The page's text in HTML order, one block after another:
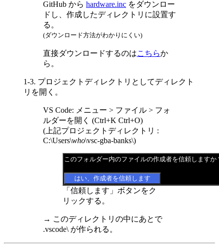
GitHub から hardware.inc をダウンロー
ドし、作成したディレクトリに設置す
る。
(ダウンロード方法がわかりにくい)
直接ダウンロードするのはこちらか
ら。
1-3. プロジェクトディレクトリとしてディレクト
リを開く。
VS Code: メニュー > ファイル > フォ
ルダーを開く (Ctrl+K Ctrl+O)
(上記プロジェクトディレクトリ :
C:\Users\who\vsc-gba-banks\)
このフォルダー内のファイルの作成者を信頼しますか
「信頼します」ボタンをク
リックする。
→ このディレクトリの中にあとで
.vscode\ が作られる。